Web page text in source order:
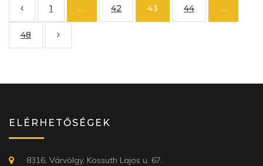
1 … 42 43 44 …
48
ELÉRHETŐSÉGEK
8316, Várvölgy, Kossuth Lajos u. 67.